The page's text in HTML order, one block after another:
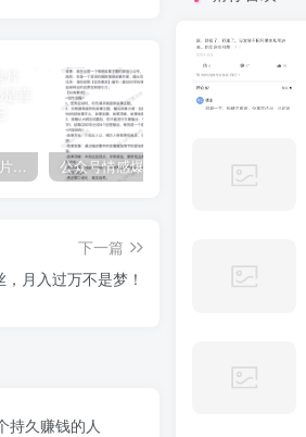
既恐怖又搞笑的鬼片（10部猛鬼恐怖片都是喜剧片）
下一篇
月入过万不是梦！
持久赚钱的人